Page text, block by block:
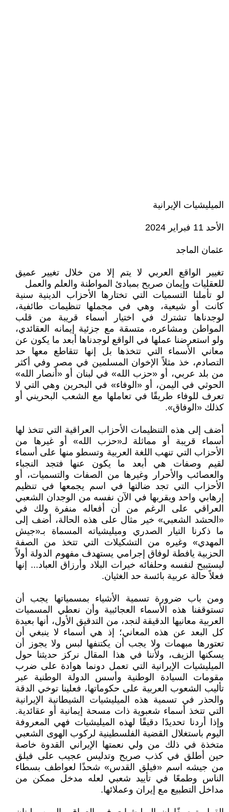
الميليشيات الإيرانية
الأحد 11 فبراير 2024
عثمان الماجد
تغيير الواقع العربي لا يتم إلا من خلال تغيير عميق
للعقليات وإيمان صريح بمبادئ المواطنة والعلم والعمل
لو تأملنا التسميات التي تختارها الأحزاب الدينية سنية
كانت أو شيعية، وهي في مجملها تنظيمات طائفية،
لوجدناها تشترك في اختيار أسماء قريبة من قلب
المواطن ومشاعره، متسقة مع جزئية إيمانه العقائدي،
ولو استعرضنا عملها في الواقع لوجدناها أبعد ما يكون عن
معاني الأسماء التي تتخذها بل إنها تتقاطع معها حد
التصادم، خذ مثلاً الإخوان المسلمين في مصر وفي أكثر
من بلد عربي، أو «حزب الله» في لبنان أو «أنصار الله»
الحوثي في اليمن، أو «الوفاء» في البحرين وهي التي لا
تعرف للوفاء طريقًا في تعاملها مع الشعب البحريني أو
كذلك «الوفاق».
أضف إلى هذه التنظيمات الأحزاب العراقية التي تتخذ لها
أسماء قريبة أو مماثلة لـ«حزب الله» أو غيرها من
الأحزاب التي تنهب اللغة العربية وتسطو منها على أسماء
لقيم وصفات هي أبعد ما يكون عنها فتجد النجباء
والعصائب والأحرار وغيرها من الصفات والتسميات، أو
الأحزاب التي تجد ضالتها في اسم يجمعها في تنظيم
إرهابي واحد ويقربها في الآن نفسه من الوجدان الشعبي
العراقي على الرغم من أن أفعاله منفرة ولك في
«الحشد الشعبي» خير مثال على هذه الحالة، أضف إلى
ما ذكرنا التيار الصدري وميليشياته المسماة بـ«جيش
المهدي» وغيره من التشكيلات التي تتخذ من الصفة
الحزبية يافطة لوفاق إجرامي يستهدف مفهوم الدولة أولاً
ليستبيح لنفسه وحلفائه خيرات البلاد وأرزاق العباد... إنها
فعلاً حالة عربية بائسة حد الغثيان.
ومن باب ضرورة تسمية الأشياء بمسمياتها يجب أن
تستوقفنا هذه الأسماء العجائبية وأن نعطي المسميات
العربية معانيها الدقيقة لنجد، من التدقيق الأول، أنها بعيدة
كل البعد عن هذه المعاني؛ إذ هي أسماء لا ينبغي أن
تعتورها مبهمات ولا يجب أن يكتنفها لبس ولا يجوز أن
يسكنها الزيف، ولأننا في هذا المقال نركز حديثنا حول
الميليشيات الإيرانية التي تعمل دونما هوادة على ضرب
مقومات السيادة الوطنية وأسس الدولة الوطنية عبر
تأليب الشعوب العربية على حكوماتها، فعلينا توخي الدقة
والحذر في تسمية هذه الميليشيات الشيطانية الإيرانية
التي تتخذ أسماء شعبوية ذات مسحة إيمانية أو عقائدية.
وإذا أردنا تحديدًا دقيقًا لهذه الميليشيات فهي المعروفة
اليوم باستغلال القضية الفلسطينية لركوب الهوى الشعبي
متخذة في ذلك من ولي نعمتها الإيراني القدوة خاصة
حين أطلق في كذب صريح وتدليس عجيب على فيلق
من جيشه اسم «فيلق القدس» شحذًا لعواطف بسطاء
الناس وطمعًا في تأييد شعبي لعله مدخل ممكن من
مداخل التطبيع مع إيران وعملائها.